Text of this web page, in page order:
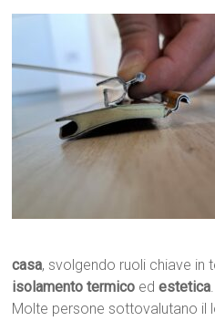
casa, svolgendo ruoli chiave in
isolamento termico edestetica.
Molte persone sottovalutano il